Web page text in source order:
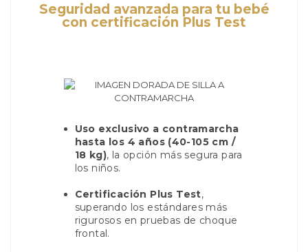
Seguridad avanzada para tu bebé
con certificación Plus Test
Uso exclusivo a contramarcha
hasta los 4 años (40-105 cm /
18 kg), la opción más segura para
los niños.
Certificación Plus Test,
superando los estándares más
rigurosos en pruebas de choque
frontal.